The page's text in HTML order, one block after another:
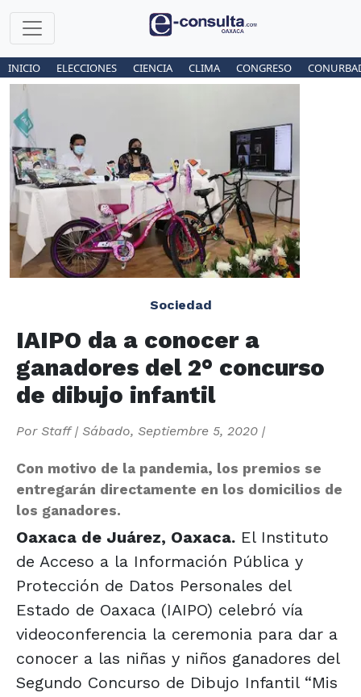
INICIO ELECCIONES CIENCIA CLIMA CONGRESO
Sociedad
IAIPO da a conocer a
ganadores del 2° concurso
de dibujo infantil
Por Staff| Sábado, Septiembre 5, 2020 |
Con motivo de la pandemia, los premios se
entregarán directamente en los domicilios de
los ganadores.
Oaxaca de Juárez, Oaxaca. El Instituto
de Acceso a la Información Pública y
Protección de Datos Personales del
Estado de Oaxaca (IAIPO) celebró vía
videoconferencia la ceremonia para dar a
conocer a las niñas y niños ganadores del
Segundo Concurso de Dibujo Infantil “Mis